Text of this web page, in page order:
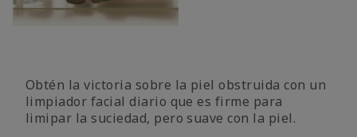
Obtén la victoria sobre la piel obstruida con un
limpiador facial diario que es firme para
limipar la suciedad, pero suave con la piel.